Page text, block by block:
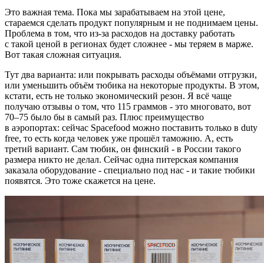
Это важная тема. Пока мы зарабатываем на этой цене,
стараемся сделать продукт популярным и не поднимаем цены.
Проблема в том, что из-за расходов на доставку работать
с такой ценой в регионах будет сложнее - мы теряем в марже.
Вот такая сложная ситуация.
Тут два варианта: или покрывать расходы объёмами отгрузки,
или уменьшить объём тюбика на некоторые продукты. В этом,
кстати, есть не только экономический резон. Я всё чаще
получаю отзывы о том, что 115 граммов - это многовато, вот
70–75 было бы в самый раз. Плюс преимущество
в аэропортах: сейчас Spacefood можно поставить только в duty
free, то есть когда человек уже прошёл таможню. А, есть
третий вариант. Сам тюбик, он финский - в России такого
размера никто не делал. Сейчас одна питерская компания
заказала оборудование - специально под нас - и такие тюбики
появятся. Это тоже скажется на цене.